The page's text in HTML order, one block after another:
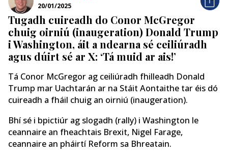
20/01/2025
Tugadh cuireadh do Conor McGregor
chuig oirniú (inaugeration) Donald Trump
i Washington, áit a ndearna sé ceiliúradh
agus dúirt sé ar X: ‘Tá muid ar ais!’
Tá Conor McGregor ag ceiliúradh fhilleadh Donald
Trump mar Uachtarán ar na Stáit Aontaithe tar éis dó
cuireadh a fháil chuig an oirniú (inaugeration).
Bhí sé i bpictiúr ag slogadh (rally) i Washington le
ceannaire an fheachtais Brexit, Nigel Farage,
ceannaire an pháirtí Reform sa Bhreatain.